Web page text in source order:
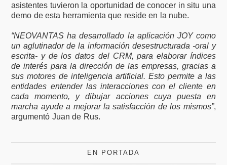
asistentes tuvieron la oportunidad de conocer in situ una
demo de esta herramienta que reside en la nube.
“NEOVANTAS ha desarrollado la aplicación JOY como
un aglutinador de la información desestructurada -oral y
escrita- y de los datos del CRM, para elaborar índices
de interés para la dirección de las empresas, gracias a
sus motores de inteligencia artificial. Esto permite a las
entidades entender las interacciones con el cliente en
cada momento, y dibujar acciones cuya puesta en
marcha ayude a mejorar la satisfacción de los mismos”,
argumentó Juan de Rus.
EN PORTADA